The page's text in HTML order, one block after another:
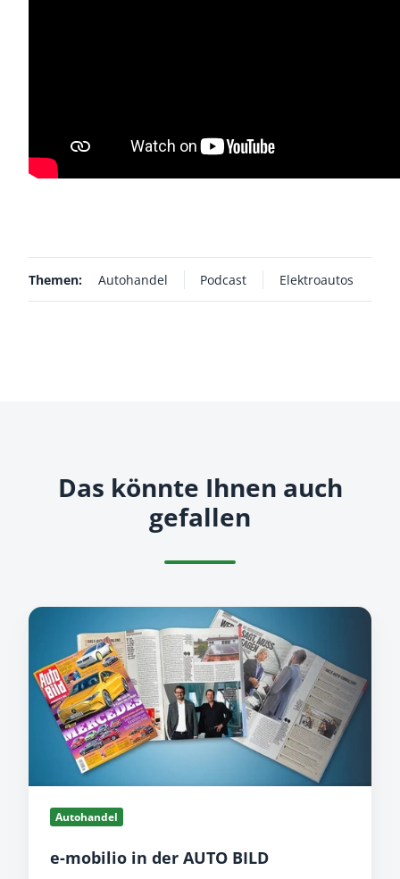
Themen: Autohandel Podcast Elektroautos
Das könnte Ihnen auch
gefallen
e-
mobilio
der
AUTO
BILD
Autohandel
e-mobilio in der AUTO BILD